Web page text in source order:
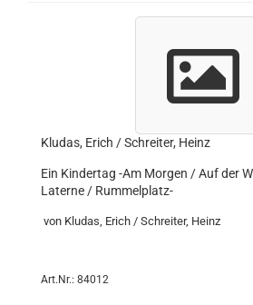
Kludas, Erich / Schreiter, Heinz
Ein Kindertag -Am Morgen / Auf der
Laterne / Rummelplatz-
von Kludas, Erich / Schreiter, Heinz
Art.Nr.: 84012